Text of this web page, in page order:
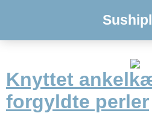
Knyttet
forgyldte perler